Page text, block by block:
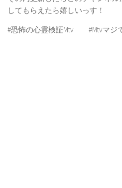
してもらえたら嬉しいっす！
#恐怖の心霊検証Mtv #Mtvマ